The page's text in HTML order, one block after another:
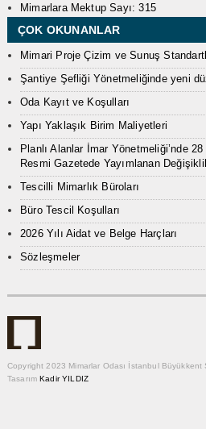
Mimarlara Mektup Sayı: 315
ÇOK OKUNANLAR
Mimari Proje Çizim ve Sunuş
Şantiye Şefliği Yönetmeliğinde yeni
Oda Kayıt ve Koşulları
Yapı Yaklaşık Birim Maliyetleri
Planlı Alanlar İmar Yönetmeliği’nde
Resmi Gazetede Yayımlanan
Tescilli Mimarlık Büroları
Büro Tescil Koşulları
2026 Yılı Aidat ve Belge Harçları
Sözleşmeler
Copyright 2023 Mimarlar Odası İstanbul Büyükkent
TasarımKadir YILDIZ